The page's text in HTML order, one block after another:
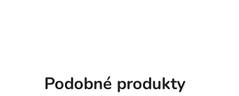
Podobné produkty